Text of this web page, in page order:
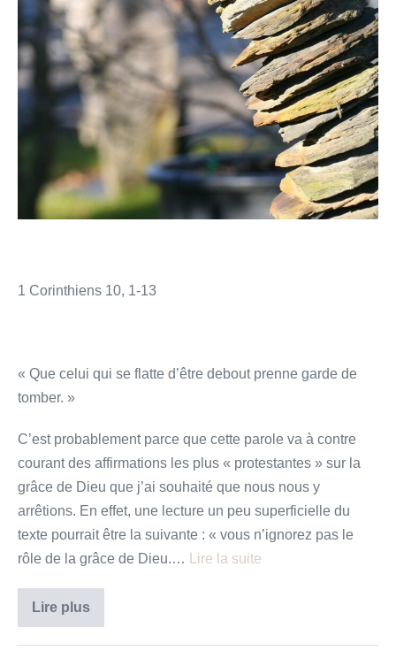
1 Corinthiens 10, 1-13
« Que celui qui se flatte d’être debout prenne garde de
tomber. »
C’est probablement parce que cette parole va à contre
courant des affirmations les plus « protestantes » sur la
grâce de Dieu que j’ai souhaité que nous nous y
arrêtions. En effet, une lecture un peu superficielle du
texte pourrait être la suivante : « vous n’ignorez pas le
rôle de la grâce de Dieu.…
Lire la suite
Lire plus«